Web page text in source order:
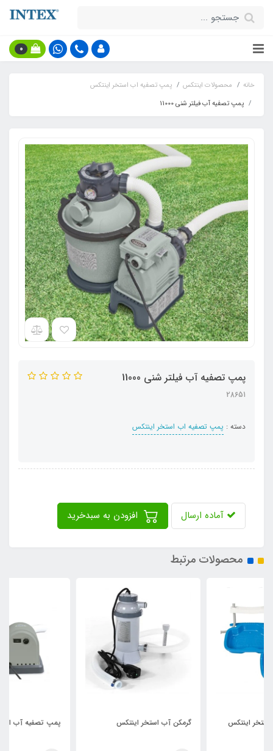
0
خانه محصولات اینتکس
پمپ تصفیه اب استخر اینتکس
پمپ تصفیه آب فیلتر شنی 11000
پمپ تصفیه آب فیلتر شنی 11000
28651
دسته : پمپ تصفیه اب استخر اینتکس
آماده ارسال
محصولات مرتبط
گرمکن آب استخر اینتکس پمپ تصفیه آب اینتکس کد 28636